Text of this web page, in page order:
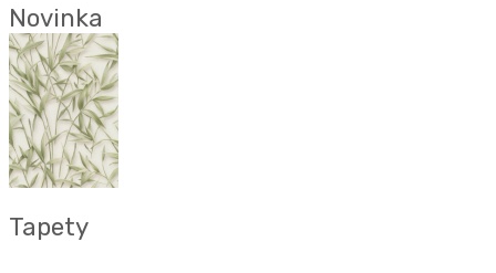
Novinka
Tapety